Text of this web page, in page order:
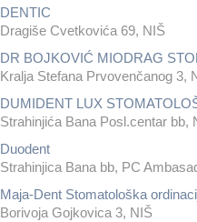
DENTIC
Dragiše Cvetkovića 69, NIŠ
DR BOJKOVIĆ MIODRAG
Kralja Stefana Prvovenčanog 3,
DUMIDENT LUX
Strahinjića Bana Posl.centar bb,
Duodent
Strahinjica Bana bb, PC
Maja-Dent Stomatološka
Borivoja Gojkovica 3, NIŠ